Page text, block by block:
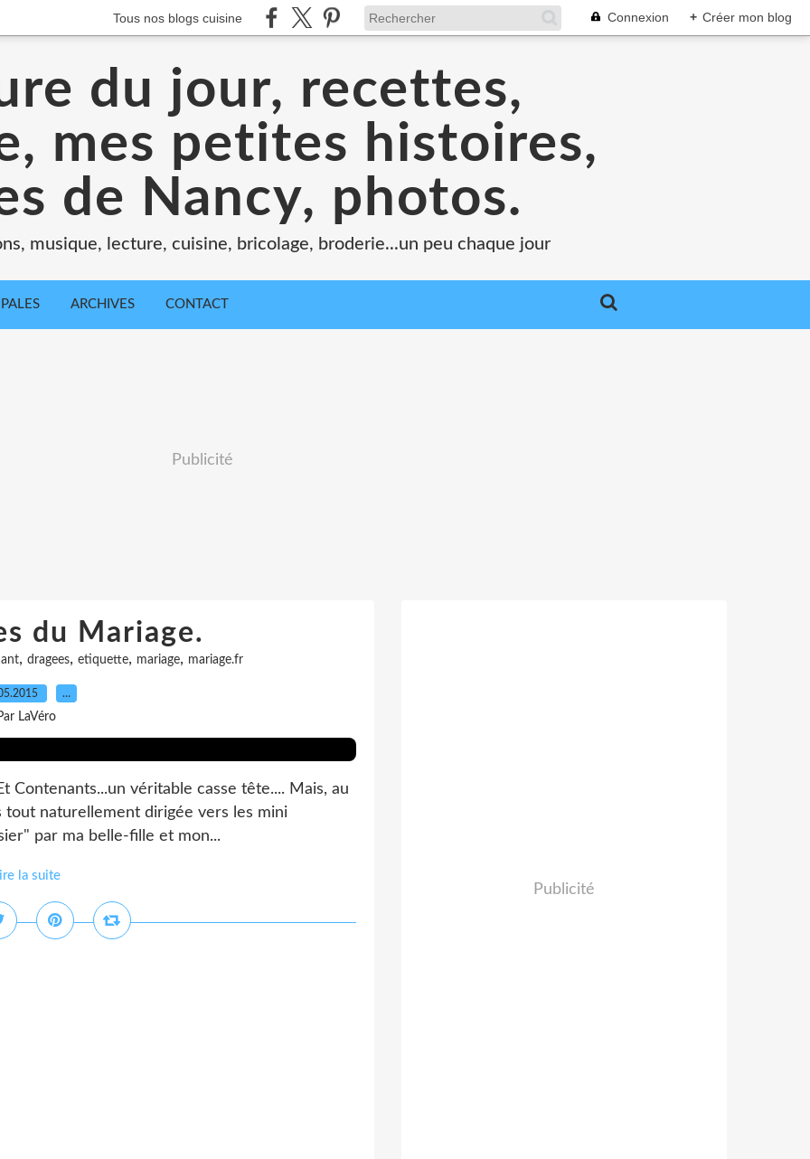
Tous nos blogs cuisine Connexion + Créer mon blog
du jour, recettes,
mes petites histoires,
de Nancy, photos.
musique, lecture, cuisine, bricolage, broderie...un peu chaque jour
ARCHIVES CONTACT
Publicité
du Mariage.
, dragees, etiquette, mariage, mariage.fr
…
LaVéro
Contenants...un véritable casse tête.... Mais, au
tout naturellement dirigée vers les mini
par ma belle-fille et mon...
la suite
Publicité